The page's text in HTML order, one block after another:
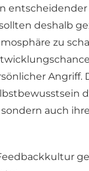
entscheidender
deshalb
zu
Angriff.
auch ihre